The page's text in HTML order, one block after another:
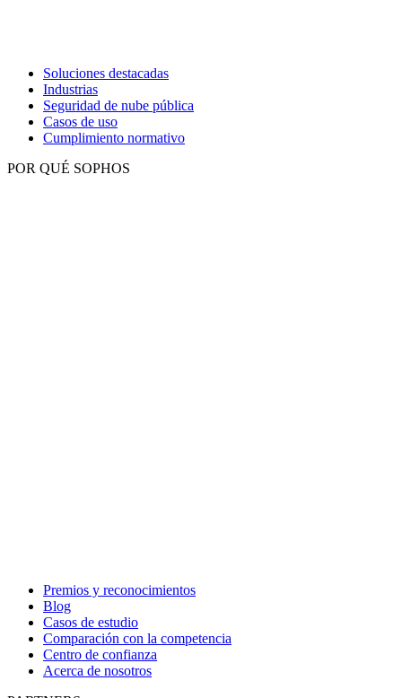
Soluciones destacadas
Industrias
Seguridad de nube pública
Casos de uso
Cumplimiento normativo
POR QUÉ SOPHOS
Premios y reconocimientos
Blog
Casos de estudio
Comparación con la competencia
Centro de confianza
Acerca de nosotros